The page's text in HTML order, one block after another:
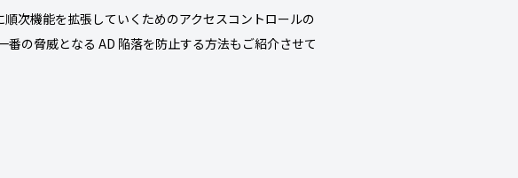
次機能を拡張していくためのアクセスコントロールの
の脅威となる AD 陥落を防止する方法もご紹介させて